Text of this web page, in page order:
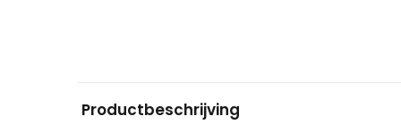
Productbeschrijving